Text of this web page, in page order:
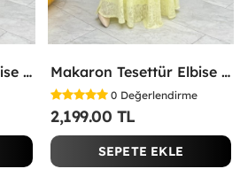
Makaron Tesettür Elbise Beyaz Beyaz Makaron Tesettür Elbise Sarı Sarı
0 Değerlendirme
2,199.00 TL
SEPETE EKLE